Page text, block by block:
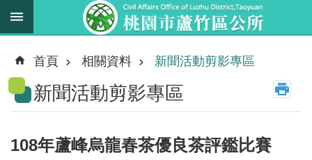
跳到主要內容區塊
新
消
息
務
職
首頁 相關資料 新聞活動剪影專區
新聞活動剪影專區
108年蘆峰烏龍春茶優良茶評鑑比賽